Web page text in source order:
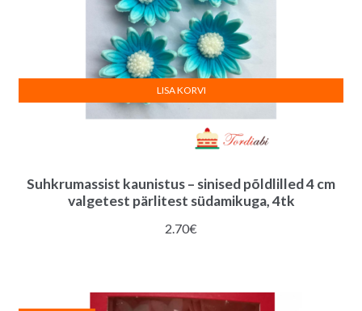
Suhkrumassist kaunistus – sinised põldlilled 4 cm
valgetest pärlitest südamikuga, 4tk
2.70€
LISA KORVI